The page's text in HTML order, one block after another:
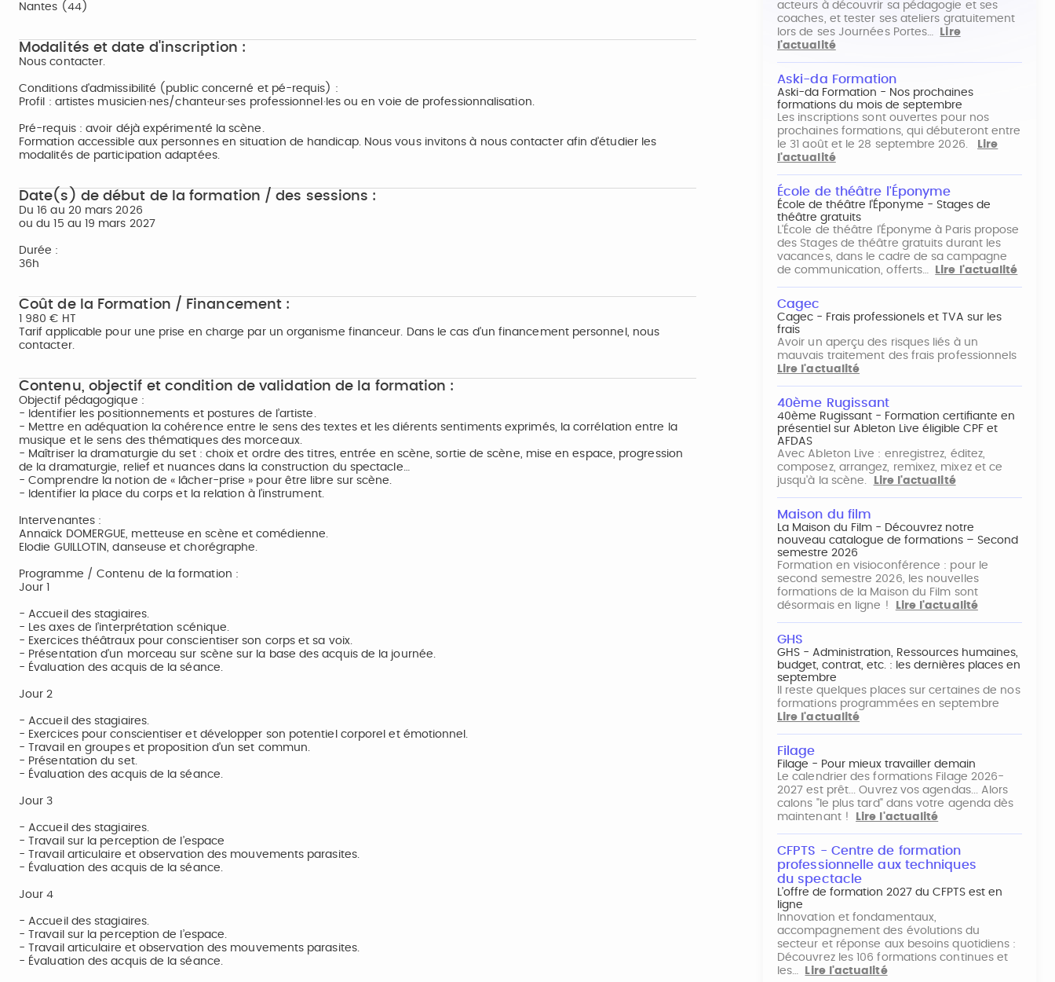
Nantes (44)
Modalités et date d'inscription :
Nous contacter.
Conditions d'admissibilité (public concerné et pé-requis) :
Profil : artistes musicien·nes/chanteur·ses professionnel·les ou en voie de professionnalisation.
Pré-requis : avoir déjà expérimenté la scène.
Formation accessible aux personnes en situation de handicap. Nous vous invitons à nous contacter afin d’étudier les
modalités de participation adaptées.
Date(s) de début de la formation / des sessions :
Du 16 au 20 mars 2026
ou du 15 au 19 mars 2027
Durée :
36h
Coût de la Formation / Financement :
1 980 € HT
Tarif applicable pour une prise en charge par un organisme financeur. Dans le cas d’un financement personnel, nous
contacter.
Contenu, objectif et condition de validation de la formation :
Objectif pédagogique :
- Identifier les positionnements et postures de l’artiste.
- Mettre en adéquation la cohérence entre le sens des textes et les diérents sentiments exprimés, la corrélation entre la
musique et le sens des thématiques des morceaux.
- Maîtriser la dramaturgie du set : choix et ordre des titres, entrée en scène, sortie de scène, mise en espace, progression
de la dramaturgie, relief et nuances dans la construction du spectacle…
- Comprendre la notion de « lâcher-prise » pour être libre sur scène.
- Identifier la place du corps et la relation à l’instrument.
Intervenantes :
Annaïck DOMERGUE, metteuse en scène et comédienne.
Elodie GUILLOTIN, danseuse et chorégraphe.
Programme / Contenu de la formation :
Jour 1
- Accueil des stagiaires.
- Les axes de l’interprétation scénique.
- Exercices théâtraux pour conscientiser son corps et sa voix.
- Présentation d’un morceau sur scène sur la base des acquis de la journée.
- Évaluation des acquis de la séance.
Jour 2
- Accueil des stagiaires.
- Exercices pour conscientiser et développer son potentiel corporel et émotionnel.
- Travail en groupes et proposition d’un set commun.
- Présentation du set.
- Évaluation des acquis de la séance.
Jour 3
- Accueil des stagiaires.
- Travail sur la perception de l’espace
- Travail articulaire et observation des mouvements parasites.
- Évaluation des acquis de la séance.
Jour 4
- Accueil des stagiaires.
- Travail sur la perception de l’espace.
- Travail articulaire et observation des mouvements parasites.
- Évaluation des acquis de la séance.
acteurs à découvrir sa pédagogie et ses
coaches, et tester ses ateliers gratuitement
lors de ses Journées Portes…
Lire
l'actualité
Aski-da Formation
Aski-da Formation - Nos prochaines
formations du mois de septembre
Les inscriptions sont ouvertes pour nos
prochaines formations, qui débuteront entre
le 31 août et le 28 septembre 2026.
Lire
l'actualité
École de théâtre l'Éponyme
École de théâtre l'Éponyme - Stages de
théâtre gratuits
L'École de théâtre l'Éponyme à Paris propose
des Stages de théâtre gratuits durant les
vacances, dans le cadre de sa campagne
de communication, offerts…
Lire l'actualité
Cagec
Cagec - Frais professionels et TVA sur les
frais
Avoir un aperçu des risques liés à un
mauvais traitement des frais professionnels
Lire l'actualité
40ème Rugissant
40ème Rugissant - Formation certifiante en
présentiel sur Ableton Live éligible CPF et
AFDAS
Avec Ableton Live : enregistrez, éditez,
composez, arrangez, remixez, mixez et ce
jusqu'à la scène.
Lire l'actualité
Maison du film
La Maison du Film - Découvrez notre
nouveau catalogue de formations – Second
semestre 2026
Formation en visioconférence : pour le
second semestre 2026, les nouvelles
formations de la Maison du Film sont
désormais en ligne !
Lire l'actualité
GHS
GHS - Administration, Ressources humaines,
budget, contrat, etc. : les dernières places en
septembre
Il reste quelques places sur certaines de nos
formations programmées en septembre
Lire l'actualité
Filage
Filage - Pour mieux travailler demain
Le calendrier des formations Filage 2026-
2027 est prêt... Ouvrez vos agendas... Alors
calons "le plus tard" dans votre agenda dès
maintenant !
Lire l'actualité
CFPTS - Centre de formation
professionnelle aux techniques
du spectacle
L’offre de formation 2027 du CFPTS est en
ligne
Innovation et fondamentaux,
accompagnement des évolutions du
secteur et réponse aux besoins quotidiens :
Découvrez les 106 formations continues et
les…
Lire l'actualité